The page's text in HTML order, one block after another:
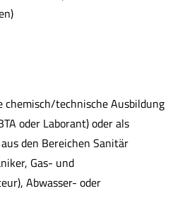
chemisch/technische Ausbildung
oder Laborant) oder als
den Bereichen Sanitär
Gas- und
Abwasser- oder